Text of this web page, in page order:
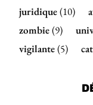
juridique(10)
zombie(9)
vigilante(5)